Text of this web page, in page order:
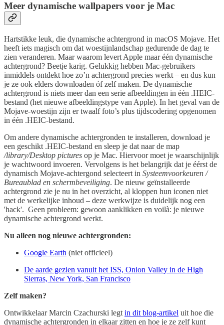
Meer dynamische wallpapers voor je Mac
Hartstikke leuk, die dynamische achtergrond in macOS Mojave. Het
heeft iets magisch om dat woestijnlandschap gedurende de dag te
zien veranderen. Maar waarom levert Apple maar één dynamische
achtergrond? Beetje karig. Gelukkig hebben Mac-gebruikers
inmiddels ontdekt hoe zo’n achtergrond precies werkt – en dus kun
je ze ook elders downloaden óf zelf maken. De dynamische
achtergrond is niets meer dan een serie afbeeldingen in één .HEIC-
bestand (het nieuwe afbeeldingstype van Apple). In het geval van de
Mojave-woestijn zijn er twaalf foto’s plus tijdscodering opgenomen
in één .HEIC-bestand.
Om andere dynamische achtergronden te installeren, download je
een geschikt .HEIC-bestand en sleep je dat naar de map
/library/Desktop pictures op je Mac. Hiervoor moet je waarschijnlijk
je wachtwoord invoeren. Vervolgens is het belangrijk dat je éérst de
dynamisch Mojave-achtergond selecteert in Systeemvoorkeuren /
Bureaublad en schermbeveiliging. De nieuw geïnstalleerde
achtergrond zie je nu in het overzicht, al kloppen hun iconen niet
met de werkelijke inhoud – deze werkwijze is duidelijk nog een
'hack'. Geen probleem: gewoon aanklikken en voilà: je nieuwe
dynamische achtergrond werkt.
Nu alleen nog nieuwe achtergronden:
Google Earth (niet officieel)
De aarde gezien vanuit het ISS, Onion Valley in de High
Sierras, New York, San Francisco
Zelf maken?
Ontwikkelaar Marcin Czachurski legt in dit blog-artikel uit hoe die
dynamische achtergronden in elkaar zitten en hoe je ze zelf kunt